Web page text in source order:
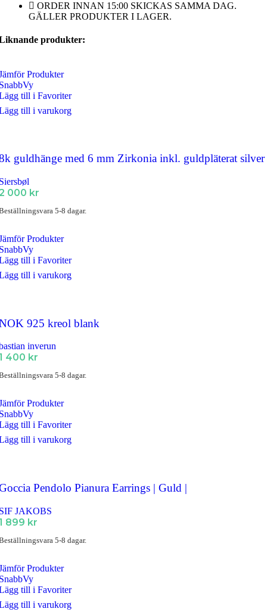
ORDER INNAN 15:00 SKICKAS SAMMA DAG.
GÄLLER PRODUKTER I LAGER.
produkter:
Produkter
till i Favoriter
till i varukorg
guldhänge med 6 mm Zirkonia inkl. guldpläterat silver
000 kr
5-8 dagar.
Produkter
till i Favoriter
till i varukorg
925 kreol blank
inverun
400 kr
5-8 dagar.
Produkter
till i Favoriter
till i varukorg
Pendolo Pianura Earrings | Guld |
JAKOBS
899 kr
5-8 dagar.
Produkter
till i Favoriter
till i varukorg